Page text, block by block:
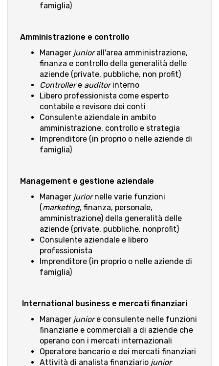
famiglia)
Amministrazione e controllo
Manager juniorall'area amministrazione,
finanza e controllo della generalità delle
aziende (private, pubbliche, non profit)
Controllere auditorinterno
Libero professionista come esperto
contabile e revisore dei conti
Consulente aziendale in ambito
amministrazione, controllo e strategia
Imprenditore (in proprio o nelle aziende di
famiglia)
Management e gestione aziendale
Manager juriornelle varie funzioni
(marketing, finanza, personale,
amministrazione) della generalità delle
aziende (private, pubbliche, nonprofit)
Consulente aziendale e libero
professionista
Imprenditore (in proprio o nelle aziende di
famiglia)
International business e mercati finanziari
Manager juniore consulente nelle funzioni
finanziarie e commerciali a di aziende che
operano con i mercati internazionali
Operatore bancario e dei mercati finanziari
Attività di analista finanziario junior